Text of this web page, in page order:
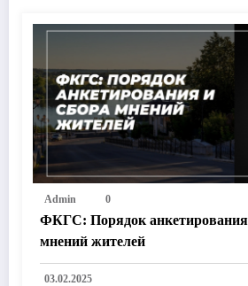
Admin 0
ФКГС: Порядок анкетирования
мнений жителей
03.02.2025